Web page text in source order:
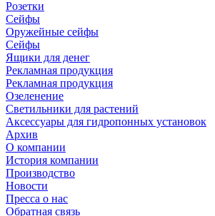
Розетки
Сейфы
Оружейные сейфы
Сейфы
Ящики для денег
Рекламная продукция
Рекламная продукция
Озеленение
Светильники для растений
Аксессуары для гидропонных установок
Архив
О компании
История компании
Производство
Новости
Пресса о нас
Обратная связь